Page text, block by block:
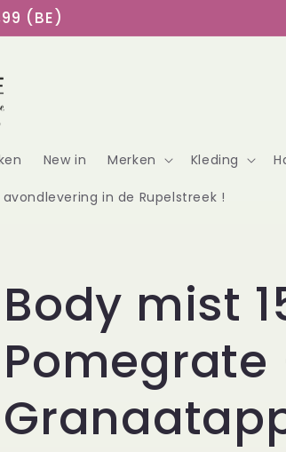
(BE)
New in Merken Kleding
in de Rupelstreek !
Body mist
Pomegrate